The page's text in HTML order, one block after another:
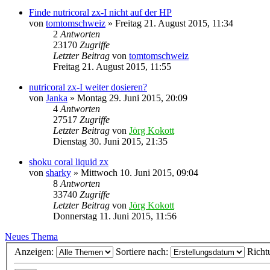
Finde nutricoral zx-I nicht auf der HP
von tomtomschweiz » Freitag 21. August 2015, 11:34
2 Antworten
23170 Zugriffe
Letzter Beitrag von tomtomschweiz
Freitag 21. August 2015, 11:55
nutricoral zx-I weiter dosieren?
von Janka » Montag 29. Juni 2015, 20:09
4 Antworten
27517 Zugriffe
Letzter Beitrag von Jörg Kokott
Dienstag 30. Juni 2015, 21:35
shoku coral liquid zx
von sharky » Mittwoch 10. Juni 2015, 09:04
8 Antworten
33740 Zugriffe
Letzter Beitrag von Jörg Kokott
Donnerstag 11. Juni 2015, 11:56
Neues Thema
Anzeigen:
Sortiere nach: